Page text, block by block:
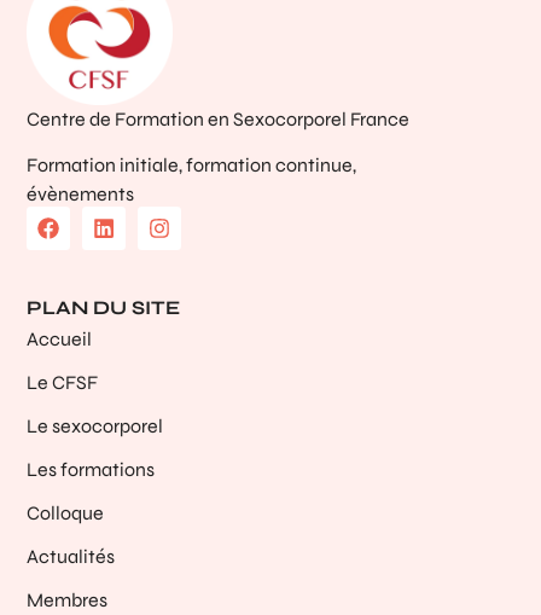
Centre de Formation en Sexocorporel France
Formation initiale, formation continue,
évènements
PLAN DU SITE
Accueil
Le CFSF
Le sexocorporel
Les formations
Colloque
Actualités
Membres